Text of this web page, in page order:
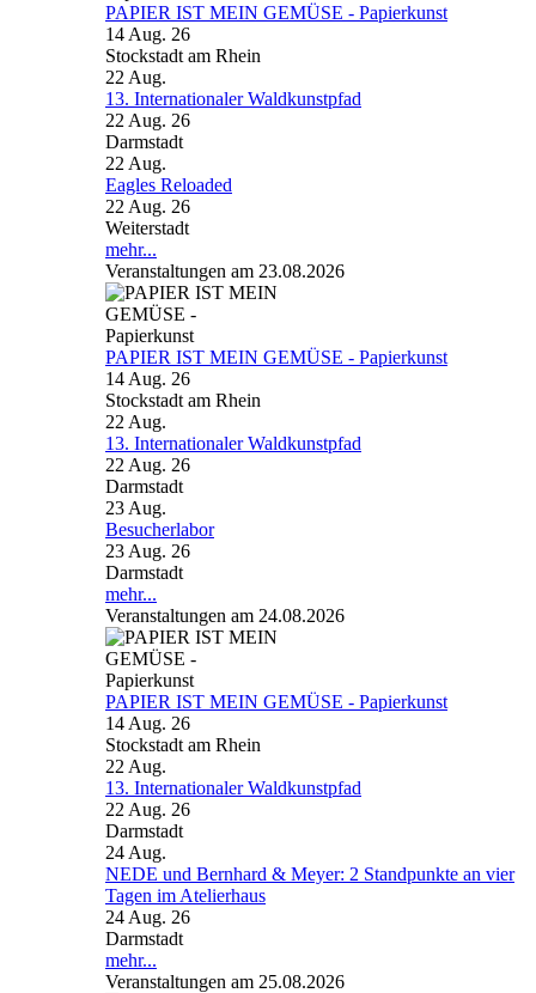
PAPIER IST MEIN GEMÜSE - Papierkunst
14 Aug. 26
Stockstadt am Rhein
22 Aug.
13. Internationaler Waldkunstpfad
22 Aug. 26
Darmstadt
22 Aug.
Eagles Reloaded
22 Aug. 26
Weiterstadt
mehr...
Veranstaltungen am 23.08.2026
PAPIER IST MEIN GEMÜSE - Papierkunst
14 Aug. 26
Stockstadt am Rhein
22 Aug.
13. Internationaler Waldkunstpfad
22 Aug. 26
Darmstadt
23 Aug.
Besucherlabor
23 Aug. 26
Darmstadt
mehr...
Veranstaltungen am 24.08.2026
PAPIER IST MEIN GEMÜSE - Papierkunst
14 Aug. 26
Stockstadt am Rhein
22 Aug.
13. Internationaler Waldkunstpfad
22 Aug. 26
Darmstadt
24 Aug.
NEDE und Bernhard & Meyer: 2 Standpunkte an vier
Tagen im Atelierhaus
24 Aug. 26
Darmstadt
mehr...
Veranstaltungen am 25.08.2026